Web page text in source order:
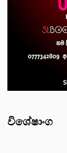
විශේෂාංග